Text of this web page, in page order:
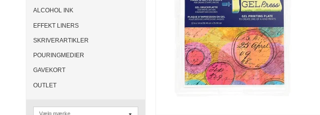
ALCOHOL INK
EFFEKT LINERS
SKRIVERARTIKLER
POURINGMEDIER
GAVEKORT
OUTLET